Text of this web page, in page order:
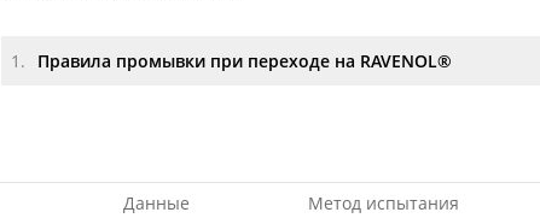
1. Правила промывки при переходе на RAVENOL®
Данные
Метод испытания